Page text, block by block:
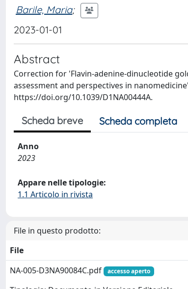
Barile, Maria;
2023-01-01
Abstract
Correction for 'Flavin-adenine-dinucleotide
assessment and perspectives in
https://doi.org/10.1039/D1NA00444A.
Scheda breve Scheda completa
Anno
2023
Appare nelle tipologie:
1.1 Articolo in rivista
File in questo prodotto:
File
NA-005-D3NA90084C.pdf
accesso aperto